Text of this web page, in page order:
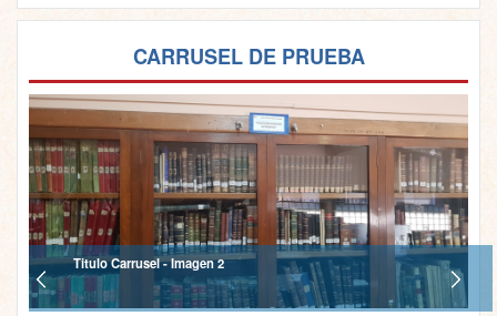
CARRUSEL DE PRUEBA
Titulo Carrusel - Imagen 2